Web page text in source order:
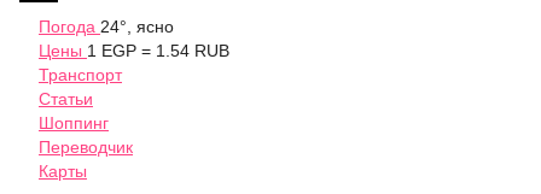
Погода 24°, ясно
Цены 1 EGP = 1.54 RUB
Транспорт
Статьи
Шоппинг
Переводчик
Карты